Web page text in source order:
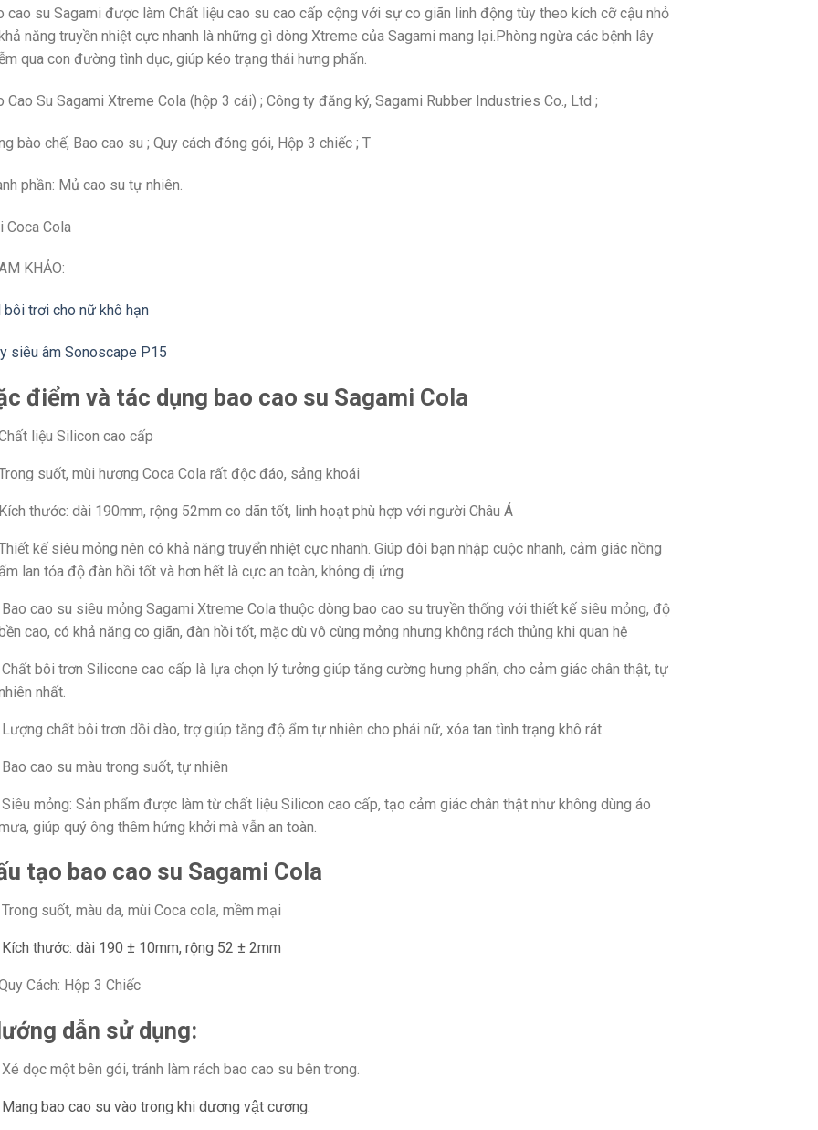
cao su Sagami được làm Chất liệu cao su cao cấp cộng với sự co giãn linh động tùy theo kích cỡ cậu nhỏ
năng truyền nhiệt cực nhanh là những gì dòng Xtreme của Sagami mang lại.Phòng ngừa các bệnh lây
qua con đường tình dục, giúp kéo trạng thái hưng phấn.
Cao Su Sagami Xtreme Cola (hộp 3 cái) ; Công ty đăng ký, Sagami Rubber Industries Co., Ltd ;
bào chế, Bao cao su ; Quy cách đóng gói, Hộp 3 chiếc ; T
phần: Mủ cao su tự nhiên.
Coca Cola
KHẢO:
bôi trơi cho nữ khô hạn
siêu âm Sonoscape P15
điểm và tác dụng bao cao su Sagami Cola
liệu Silicon cao cấp
suốt, mùi hương Coca Cola rất độc đáo, sảng khoái
thước: dài 190mm, rộng 52mm co dãn tốt, linh hoạt phù hợp với người Châu Á
kế siêu mỏng nên có khả năng truyển nhiệt cực nhanh. Giúp đôi bạn nhập cuộc nhanh, cảm giác nồng
lan tỏa độ đàn hồi tốt và hơn hết là cực an toàn, không dị ứng
cao su siêu mỏng Sagami Xtreme Cola thuộc dòng bao cao su truyền thống với thiết kế siêu mỏng, độ
cao, có khả năng co giãn, đàn hồi tốt, mặc dù vô cùng mỏng nhưng không rách thủng khi quan hệ
bôi trơn Silicone cao cấp là lựa chọn lý tưởng giúp tăng cường hưng phấn, cho cảm giác chân thật, tự
nhất.
chất bôi trơn dồi dào, trợ giúp tăng độ ẩm tự nhiên cho phái nữ, xóa tan tình trạng khô rát
cao su màu trong suốt, tự nhiên
mỏng: Sản phẩm được làm từ chất liệu Silicon cao cấp, tạo cảm giác chân thật như không dùng áo
giúp quý ông thêm hứng khởi mà vẫn an toàn.
tạo bao cao su Sagami Cola
suốt, màu da, mùi Coca cola, mềm mại
thước: dài 190 ± 10mm, rộng 52 ± 2mm
Cách: Hộp 3 Chiếc
dẫn sử dụng:
dọc một bên gói, tránh làm rách bao cao su bên trong.
bao cao su vào trong khi dương vật cương.